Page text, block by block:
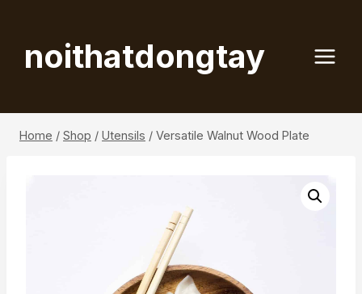
contentnoithatdongtay
Home / Shop / Utensils / Versatile Walnut Wood Plate